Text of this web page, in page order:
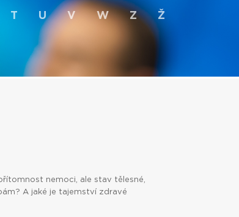
T U V W Z Ž
nemoci, ale stav tělesné,
A jaké je tajemství zdravé